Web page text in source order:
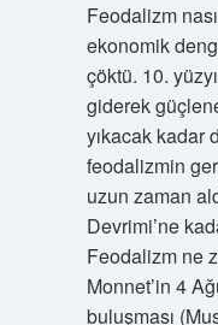
Feodalizm
ekonomik
çöktü. 10.
giderek
yıkacak kadar
feodalizmin
uzun zaman
Devrimi’ne
Feodalizm ne
Monnet’in 4
buluşması